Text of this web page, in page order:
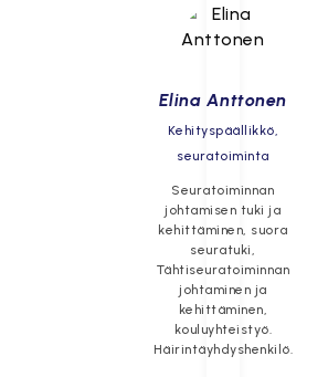
Elina Anttonen
Kehityspäällikkö,
seuratoiminta
Seuratoiminnan
johtamisen tuki ja
kehittäminen, suora
seuratuki,
Tähtiseuratoiminnan
johtaminen ja
kehittäminen,
kouluyhteistyö.
Häirintäyhdyshenkilö.